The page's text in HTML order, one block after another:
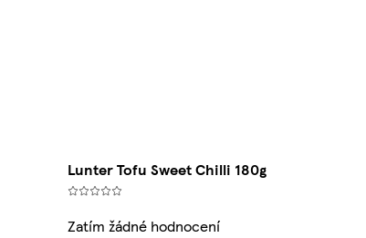
Lunter Tofu Sweet Chilli 180g
Zatím žádné hodnocení